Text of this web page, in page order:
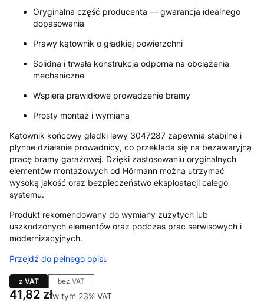
Oryginalna część producenta — gwarancja idealnego
dopasowania
Prawy kątownik o gładkiej powierzchni
Solidna i trwała konstrukcja odporna na obciążenia
mechaniczne
Wspiera prawidłowe prowadzenie bramy
Prosty montaż i wymiana
Kątownik końcowy gładki lewy 3047287 zapewnia stabilne i
płynne działanie prowadnicy, co przekłada się na bezawaryjną
pracę bramy garażowej. Dzięki zastosowaniu oryginalnych
elementów montażowych od Hörmann można utrzymać
wysoką jakość oraz bezpieczeństwo eksploatacji całego
systemu.
Produkt rekomendowany do wymiany zużytych lub
uszkodzonych elementów oraz podczas prac serwisowych i
modernizacyjnych.
Przejdź do pełnego opisu
z VAT bez VAT
Cena
41,82 złw tym 23% VAT
w tym 23% VAT